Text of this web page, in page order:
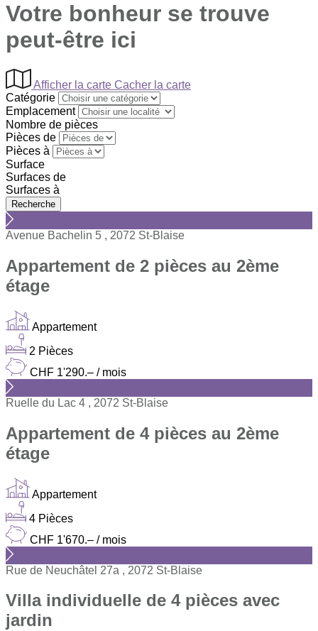
Votre bonheur se trouve
peut-être ici
Afficher la carte Cacher la carte
Catégorie
Emplacement
Nombre de pièces
Pièces de
Pièces à
Surface
Surfaces de
Surfaces à
Avenue Bachelin 5 , 2072 St-Blaise
Appartement de 2 pièces au 2ème
étage
Appartement
2 Pièces
CHF 1'290.– / mois
Ruelle du Lac 4 , 2072 St-Blaise
Appartement de 4 pièces au 2ème
étage
Appartement
4 Pièces
CHF 1'670.– / mois
Rue de Neuchâtel 27a , 2072 St-Blaise
Villa individuelle de 4 pièces avec
jardin